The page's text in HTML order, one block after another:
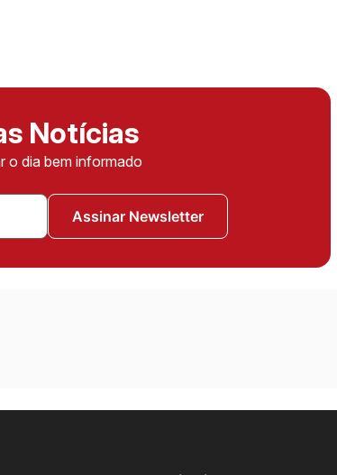
Notícias
o dia bem informado
Assinar Newsletter